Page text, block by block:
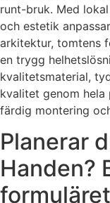
runt-bruk. Med
och estetik
arkitektur, tomtens
en trygg
kvalitetsmaterial,
kvalitet genom
färdig montering
Planerar
Handen?
formuläret